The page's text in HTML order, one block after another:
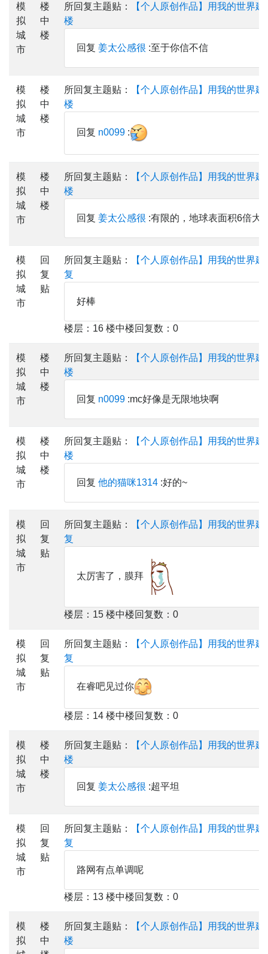
模
拟
城
市
楼
中
楼
所回复主题贴：
【个人原创作品】用我的世界
楼
回复 姜太公感很 :至于你信不信
模
拟
城
市
楼
中
楼
所回复主题贴：
【个人原创作品】用我的世界
楼
回复 n0099 :
模
拟
城
市
楼
中
楼
所回复主题贴：
【个人原创作品】用我的世界
楼
回复 姜太公感很 :有限的，地球表面积6倍大
模
拟
城
市
回
复
贴
所回复主题贴：
【个人原创作品】用我的世界
复
好棒
楼层：16 楼中楼回复数：0
模
拟
城
市
楼
中
楼
所回复主题贴：
【个人原创作品】用我的世界
楼
回复 n0099 :mc好像是无限地块啊
模
拟
城
市
楼
中
楼
所回复主题贴：
【个人原创作品】用我的世界
楼
回复 他的猫咪1314 :好的~
模
拟
城
市
回
复
贴
所回复主题贴：
【个人原创作品】用我的世界
复
太厉害了，膜拜
楼层：15 楼中楼回复数：0
模
拟
城
市
回
复
贴
所回复主题贴：
【个人原创作品】用我的世界
复
在睿吧见过你
楼层：14 楼中楼回复数：0
模
拟
城
市
楼
中
楼
所回复主题贴：
【个人原创作品】用我的世界
楼
回复 姜太公感很 :超平坦
模
拟
城
市
回
复
贴
所回复主题贴：
【个人原创作品】用我的世界
复
路网有点单调呢
楼层：13 楼中楼回复数：0
模
拟
楼
中
所回复主题贴：
【个人原创作品】用我的世界
楼